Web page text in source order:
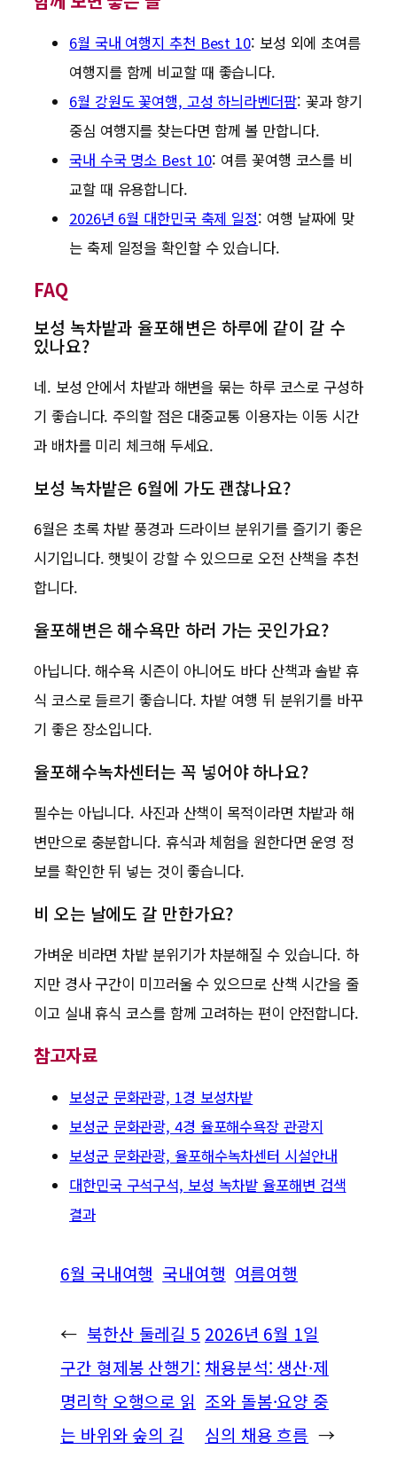
6월 국내 여행지 추천 Best 10: 보성 외에 초여름
여행지를 함께 비교할 때 좋습니다.
6월 강원도 꽃여행, 고성 하늬라벤더팜: 꽃과 향기
중심 여행지를 찾는다면 함께 볼 만합니다.
국내 수국 명소 Best 10: 여름 꽃여행 코스를 비
교할 때 유용합니다.
2026년 6월 대한민국 축제 일정: 여행 날짜에 맞
는 축제 일정을 확인할 수 있습니다.
FAQ
보성 녹차밭과 율포해변은 하루에 같이 갈 수
있나요?
네. 보성 안에서 차밭과 해변을 묶는 하루 코스로 구성하
기 좋습니다. 주의할 점은 대중교통 이용자는 이동 시간
과 배차를 미리 체크해 두세요.
보성 녹차밭은 6월에 가도 괜찮나요?
6월은 초록 차밭 풍경과 드라이브 분위기를 즐기기 좋은
시기입니다. 햇빛이 강할 수 있으므로 오전 산책을 추천
합니다.
율포해변은 해수욕만 하러 가는 곳인가요?
아닙니다. 해수욕 시즌이 아니어도 바다 산책과 솔밭 휴
식 코스로 들르기 좋습니다. 차밭 여행 뒤 분위기를 바꾸
기 좋은 장소입니다.
율포해수녹차센터는 꼭 넣어야 하나요?
필수는 아닙니다. 사진과 산책이 목적이라면 차밭과 해
변만으로 충분합니다. 휴식과 체험을 원한다면 운영 정
보를 확인한 뒤 넣는 것이 좋습니다.
비 오는 날에도 갈 만한가요?
가벼운 비라면 차밭 분위기가 차분해질 수 있습니다. 하
지만 경사 구간이 미끄러울 수 있으므로 산책 시간을 줄
이고 실내 휴식 코스를 함께 고려하는 편이 안전합니다.
참고자료
보성군 문화관광, 1경 보성차밭
보성군 문화관광, 4경 율포해수욕장 관광지
보성군 문화관광, 율포해수녹차센터 시설안내
대한민국 구석구석, 보성 녹차밭 율포해변 검색
결과
6월 국내여행 국내여행 여름여행
← 북한산 둘레길 5
구간 형제봉 산행기:
명리학 오행으로 읽
는 바위와 숲의 길
2026년 6월 1일
채용분석: 생산·제
조와 돌봄·요양 중
심의 채용 흐름 →